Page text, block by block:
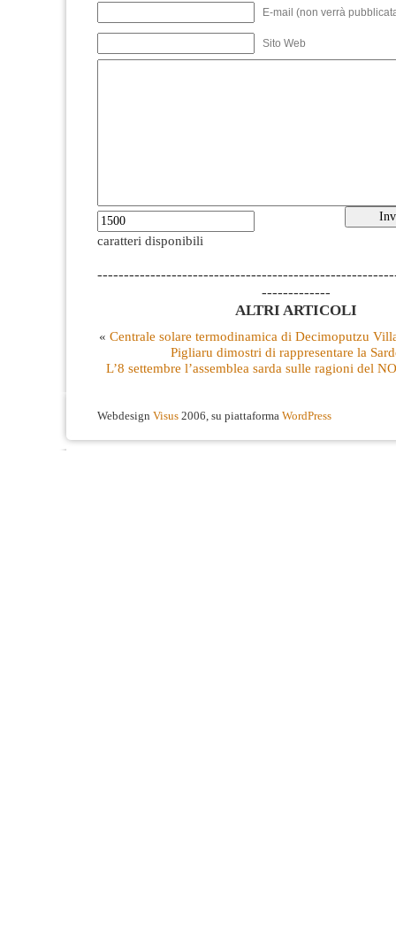
E-mail (non verrà
Sito Web
caratteri disponibili
-------------
ALTRI ARTICOLI
« Centrale solare termodinamica di Decimoputzu
Pigliaru dimostri di rappresentare la
L’8 settembre l’assemblea sarda sulle ragioni del
Webdesign Visus 2006, su piattaforma WordPress